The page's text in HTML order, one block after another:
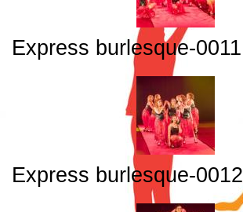
Express burlesque-0011
Express burlesque-0012